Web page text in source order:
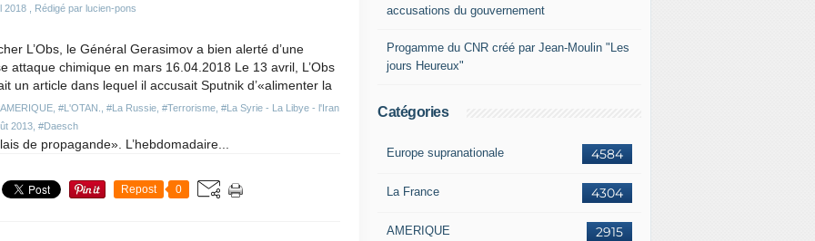
2018 , Rédigé par lucien-pons
#L'OTAN. #La Russie #Terrorisme #La Syrie - La Libye - l'Iran
2013 #Daesch
L’Obs, le Général Gerasimov a bien alerté d’une
attaque chimique en mars 16.04.2018 Le 13 avril, L’Obs
un article dans lequel il accusait Sputnik d’«alimenter la
de propagande». L’hebdomadaire...
Repost 0
accusations du gouvernement
Progamme du CNR créé par Jean-Moulin "Les
jours Heureux"
Catégories
4584
Europe supranationale
4304
La France
2915
AMERIQUE